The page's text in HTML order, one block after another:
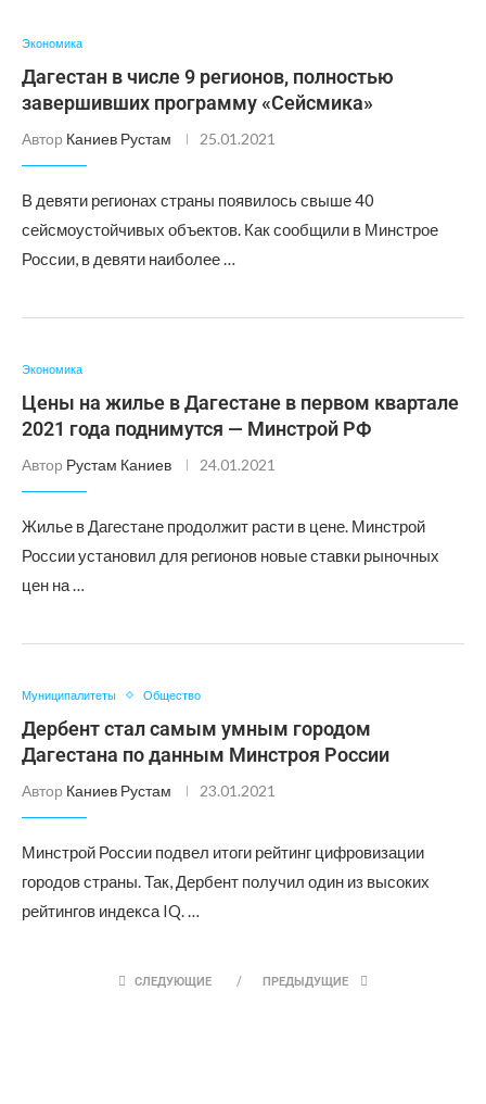
Экономика
Дагестан в числе 9 регионов, полностью
завершивших программу «Сейсмика»
Автор Каниев Рустам 25.01.2021
В девяти регионах страны появилось свыше 40
сейсмоустойчивых объектов. Как сообщили в Минстрое
России, в девяти наиболее …
Экономика
Цены на жилье в Дагестане в первом квартале
2021 года поднимутся — Минстрой РФ
Автор Рустам Каниев 24.01.2021
Жилье в Дагестане продолжит расти в цене. Минстрой
России установил для регионов новые ставки рыночных
цен на …
Муниципалитеты Общество
Дербент стал самым умным городом
Дагестана по данным Минстроя России
Автор Каниев Рустам 23.01.2021
Минстрой России подвел итоги рейтинг цифровизации
городов страны. Так, Дербент получил один из высоких
рейтингов индекса IQ. …
СЛЕДУЮЩИЕ ПРЕДЫДУЩИЕ